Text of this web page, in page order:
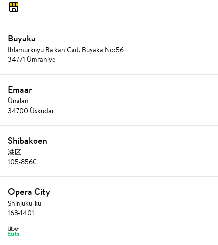
Buyaka
Ihlamurkuyu Balkan Cad. Buyaka No:56
34771 Ümraniye
Emaar
Ünalan
34700 Üsküdar
Shibakoen
港区
105-8560
Opera City
Shinjuku-ku
163-1401